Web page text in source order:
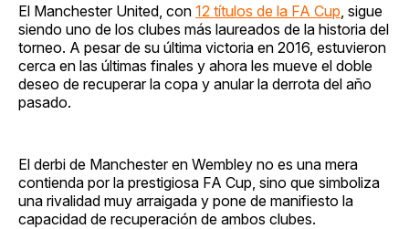
El Manchester United, con 12 títulos de la FA Cup , sigue
siendo uno de los clubes más laureados de la historia del
torneo. A pesar de su última victoria en 2016, estuvieron
cerca en las últimas finales y ahora les mueve el doble
deseo de recuperar la copa y anular la derrota del año
pasado.
El derbi de Manchester en Wembley no es una mera
contienda por la prestigiosa FA Cup, sino que simboliza
una rivalidad muy arraigada y pone de manifiesto la
capacidad de recuperación de ambos clubes.